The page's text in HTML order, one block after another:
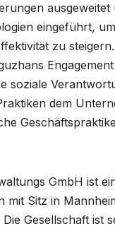
ausgeweitet
eingeführt,
zu
soziale
dem
GmbH ist
mit Sitz in
Gesellschaft ist